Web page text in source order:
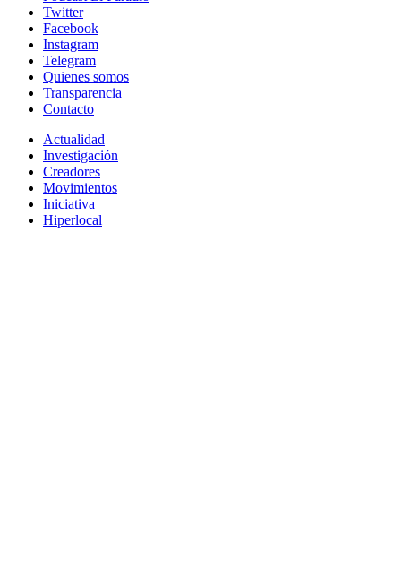
Twitter
Facebook
Instagram
Telegram
Quienes somos
Transparencia
Contacto
Actualidad
Investigación
Creadores
Movimientos
Iniciativa
Hiperlocal